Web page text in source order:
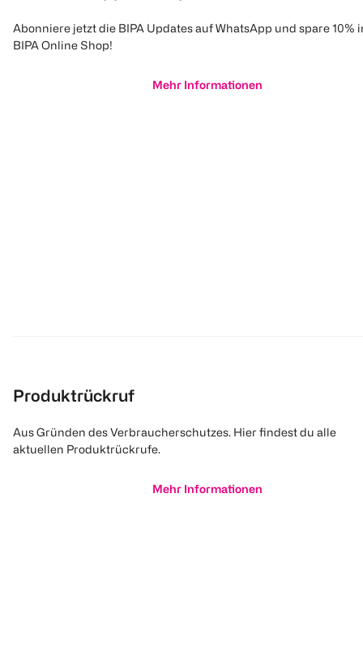
Abonniere jetzt die BIPA Updates auf WhatsApp und spare 10%
BIPA Online Shop!
Mehr Informationen
Produktrückruf
Aus Gründen des Verbraucherschutzes. Hier findest du alle
aktuellen Produktrückrufe.
Mehr Informationen